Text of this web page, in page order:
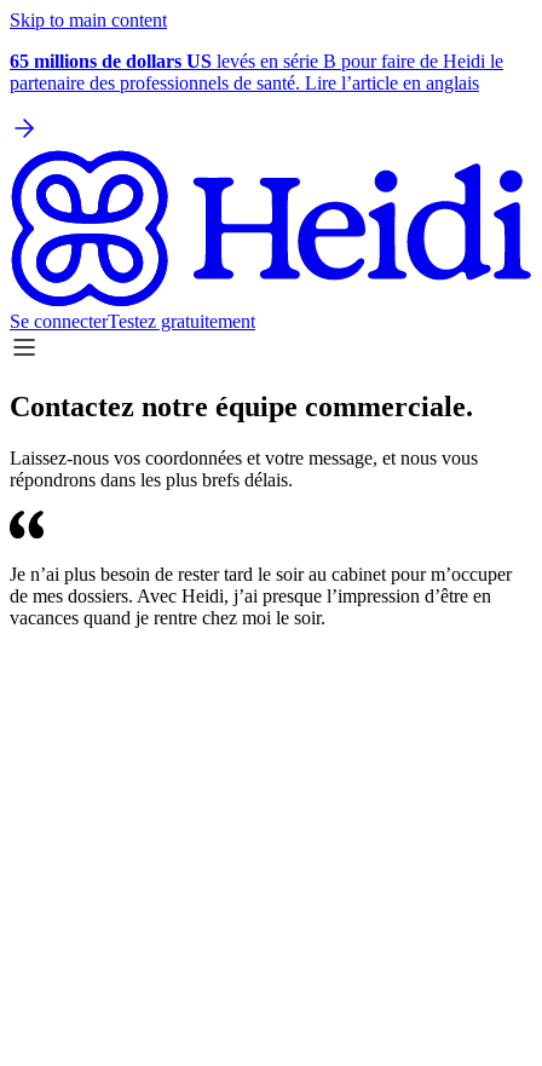
Skip to main content
65 millions de dollars US levés en série B pour faire de Heidi le
partenaire des professionnels de santé. Lire l’article en anglais
Se connecterTestez gratuitement
Contactez notre équipe commerciale.
Laissez-nous vos coordonnées et votre message, et nous vous
répondrons dans les plus brefs délais.
Je n’ai plus besoin de rester tard le soir au cabinet pour m’occuper
de mes dossiers. Avec Heidi, j’ai presque l’impression d’être en
vacances quand je rentre chez moi le soir.